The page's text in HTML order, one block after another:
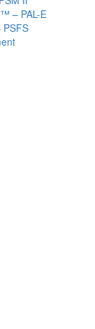
– PAL-E